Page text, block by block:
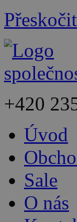
+420
Úvod
Sale
O nás